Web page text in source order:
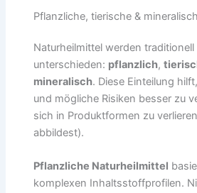
Pflanzliche, tierische &
Naturheilmittel werden
unterschieden: pflanzlich,
mineralisch. Diese Einteilung
und mögliche Risiken besser zu
sich in Produktformen zu
abbildest).
Pflanzliche Naturheilmittel
komplexen Inhaltsstoffprofilen.